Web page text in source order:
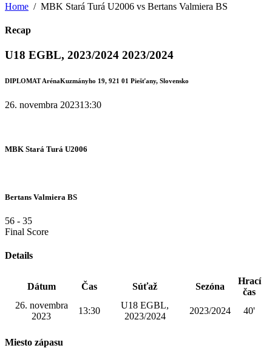
Home MBK Stará Turá U2006 vs Bertans Valmiera BS
Recap
U18 EGBL, 2023/2024 2023/2024
DIPLOMAT ArénaKuzmányho 19, 921 01 Piešťany, Slovensko
26. novembra 202313:30
MBK Stará Turá U2006
Bertans Valmiera BS
56 - 35
Final Score
Details
Dátum Čas Súťaž Sezóna
Hrací
čas
26. novembra
2023
13:30
U18 EGBL,
2023/2024
2023/2024 40'
Miesto zápasu